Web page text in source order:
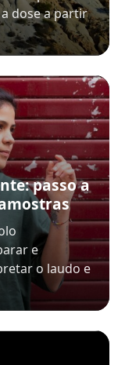
dose a partir
passo a
e
o laudo e